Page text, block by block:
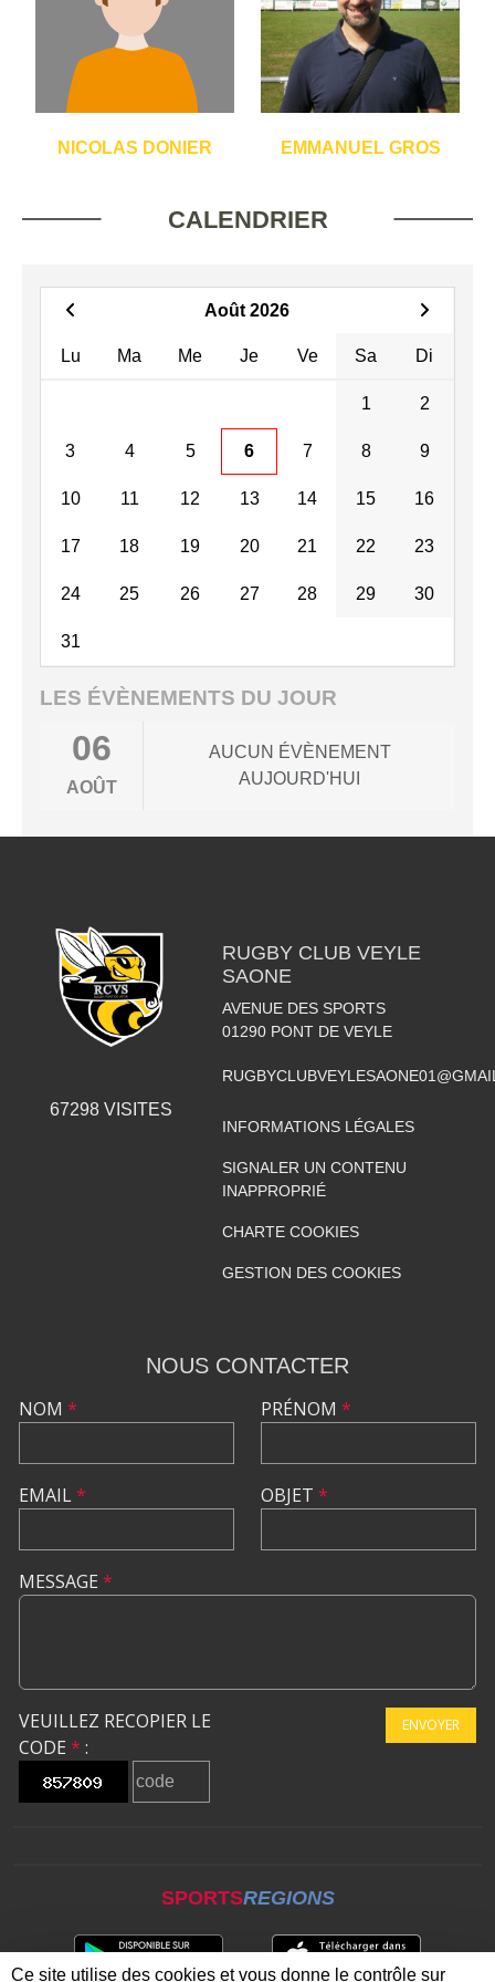
NICOLAS DONIER EMMANUEL GROS
CALENDRIER
Août 2026
Lu Ma Me Je Ve Sa Di
1 2
3 4 5 6 7 8 9
10 11 12 13 14 15 16
17 18 19 20 21 22 23
24 25 26 27 28 29 30
31
LES ÉVÈNEMENTS DU JOUR
06
AOÛT
AUCUN ÉVÈNEMENT
AUJOURD'HUI
67298VISITES
RUGBY CLUB VEYLE
SAONE
AVENUE DES SPORTS
01290 PONT DE VEYLE
INFORMATIONS LÉGALES
SIGNALER UN CONTENU
INAPPROPRIÉ
CHARTE COOKIES
GESTION DES COOKIES
NOUS CONTACTER
NOM *
EMAIL*
PRÉNOM *
OBJET *
MESSAGE *
VEUILLEZ RECOPIER LE
CODE * :
ENVOYER
SPORTSREGIONS
Ce site utilise des cookies et vous donne le contrôle sur